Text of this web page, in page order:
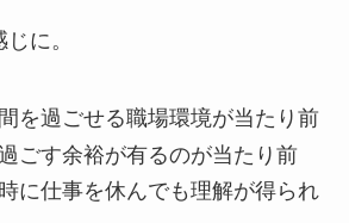
に。
を過ごせる職場環境が当たり前
ごす余裕が有るのが当たり前
に仕事を休んでも理解が得られ